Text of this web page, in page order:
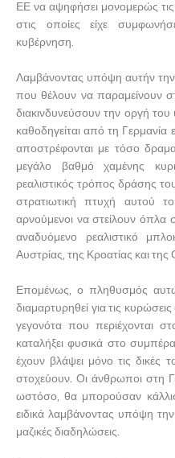
ΕΕ να αψηφήσει μονομερώς
στις οποίες είχε
κυβέρνηση.
Λαμβάνοντας υπόψη αυτήν την
που θέλουν να παραμείνουν
διακινδυνεύσουν την οργή
καθοδηγείται από τη Γερμανία
αποστρέφονται με τόσο
μεγάλο βαθμό χαμένης
ρεαλιστικός τρόπος δράσης
στρατιωτική πτυχή αυτού
αρνούμενοι να στείλουν
αναδυόμενο ρεαλιστικό
Αυστρίας, της Κροατίας και της
Επομένως, ο πληθυσμός
διαμαρτυρηθεί για τις
γεγονότα που περιέχονται
καταλήξει φυσικά στο
έχουν βλάψει μόνο τις δικές
στοχεύουν. Οι άνθρωποι στη
ωστόσο, θα μπορούσαν
ειδικά λαμβάνοντας υπόψη
μαζικές διαδηλώσεις.